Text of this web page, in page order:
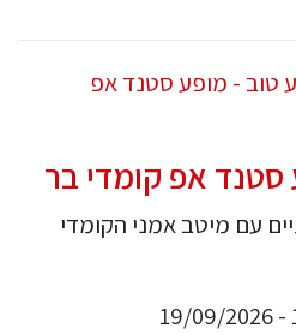
סטנד אפ קומדי בר
עם מיטב אמני הקומדי